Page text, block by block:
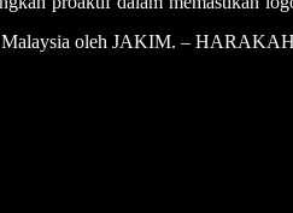
Malaysia oleh JAKIM. –